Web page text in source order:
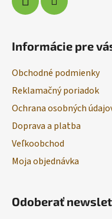
Informácie pre
Obchodné podmienky
Reklamačný poriadok
Ochrana osobných
Doprava a platba
Veľkoobchod
Moja objednávka
Odoberať